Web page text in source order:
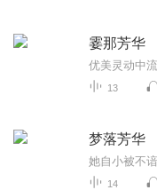
霎那芳华
13
梦落芳华
14